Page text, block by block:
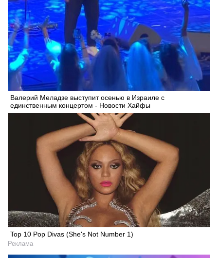
Валерий Меладзе выступит осенью в Израиле с
единственным концертом - Новости Хайфы
Top 10 Pop Divas (She's Not Number 1)
Реклама